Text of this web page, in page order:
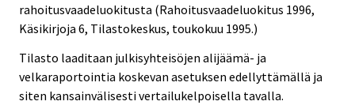
rahoitusvaadeluokitusta (Rahoitusvaadeluokitus 1996,
Käsikirjoja 6, Tilastokeskus, toukokuu 1995.)
Tilasto laaditaan julkisyhteisöjen alijäämä- ja
velkaraportointia koskevan asetuksen edellyttämällä ja
siten kansainvälisesti vertailukelpoisella tavalla.